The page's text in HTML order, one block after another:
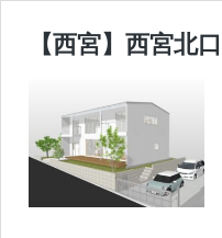
【西宮】西宮北